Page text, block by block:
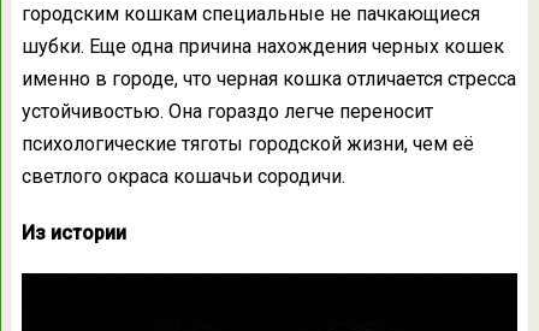
городским кошкам специальные не пачкающиеся
шубки. Еще одна причина нахождения черных кошек
именно в городе, что черная кошка отличается стресса
устойчивостью. Она гораздо легче переносит
психологические тяготы городской жизни, чем её
светлого окраса кошачьи сородичи.
Из истории